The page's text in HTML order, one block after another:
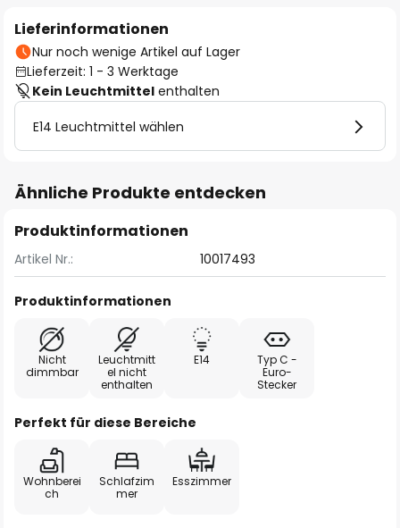
Lieferinformationen
Nur noch wenige Artikel auf Lager
Lieferzeit: 1 - 3 Werktage
Kein Leuchtmittel enthalten
E14 Leuchtmittel wählen
Ähnliche Produkte entdecken
Produktinformationen
Artikel Nr.: 10017493
Produktinformationen
Nicht
dimmbar
Leuchtmitt
el nicht
enthalten
E14
Typ C -
Euro-
Stecker
Perfekt für diese Bereiche
Wohnberei
ch
Schlafzim
mer
Esszimmer